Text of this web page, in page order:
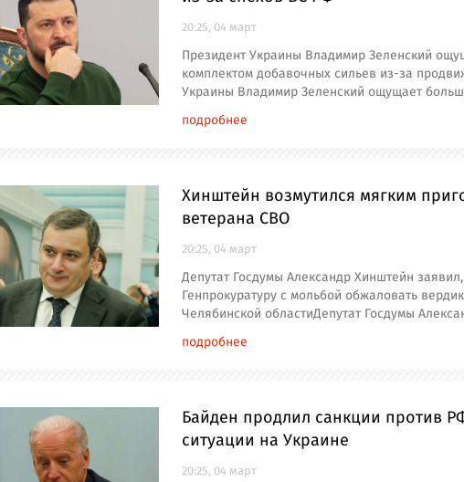
20:25, 04 март
Президент Украины Владимир Зеленский
комплектом добавочных сильев из-за
Украины Владимир Зеленский ощущает
подробнее
Хинштейн возмутился мягким
ветерана СВО
20:25, 04 март
Депутат Госдумы Александр Хинштейн
Генпрокуратуру с мольбой обжаловать
Челябинской областиДепутат Госдумы
подробнее
Байден продлил санкции против
ситуации на Украине
20:25, 04 март